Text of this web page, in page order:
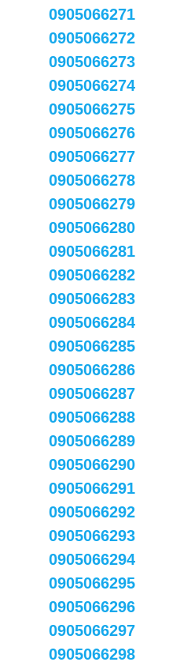
0905066271
0905066272
0905066273
0905066274
0905066275
0905066276
0905066277
0905066278
0905066279
0905066280
0905066281
0905066282
0905066283
0905066284
0905066285
0905066286
0905066287
0905066288
0905066289
0905066290
0905066291
0905066292
0905066293
0905066294
0905066295
0905066296
0905066297
0905066298